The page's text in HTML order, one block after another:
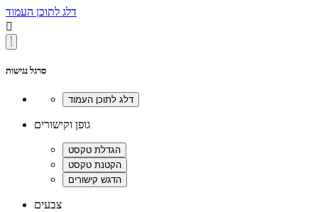
דלג לתוכן העמוד

סרגל נגישות
גופן וקישורים
צבעים